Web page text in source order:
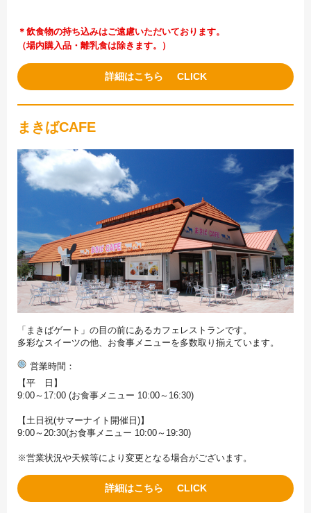
＊飲食物の持ち込みはご遠慮いただいております。
（場内購入品・離乳食は除きます。）
詳細はこちら
まきばCAFE
「まきばゲート」の目の前にあるカフェレストランです。
多彩なスイーツの他、お食事メニューを多数取り揃えています。
営業時間
【平 日】
9:00～17:00 (お食事メニュー 10:00～16:30)
【土日祝(サマーナイト開催日)】
9:00～20:30(お食事メニュー 10:00～19:30)
※営業状況や天候等により変更となる場合がございます。
詳細はこちら